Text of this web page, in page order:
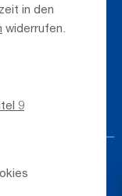
in den
widerrufen.
9